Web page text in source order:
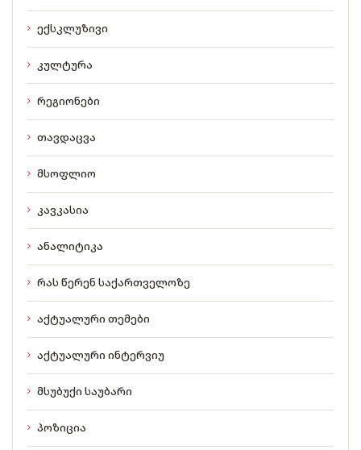
ექსკლუზივი
კულტურა
რეგიონები
თავდაცვა
მსოფლიო
კავკასია
ანალიტიკა
რას წერენ საქართველოზე
აქტუალური თემები
აქტუალური ინტერვიუ
მსუბუქი საუბარი
პოზიცია